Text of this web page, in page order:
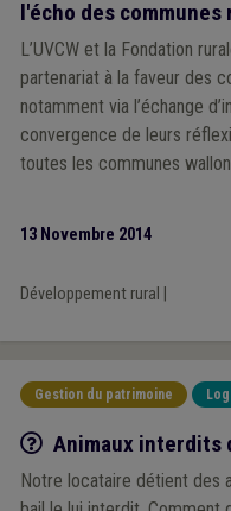
l'écho des communes
L’UVCW et la Fondation
partenariat à la faveur des
notamment via l’échange
convergence de leurs
toutes les communes
13 Novembre 2014
Développement rural
Gestion du patrimoine
Q/R
Animaux interdits
Notre locataire détient des